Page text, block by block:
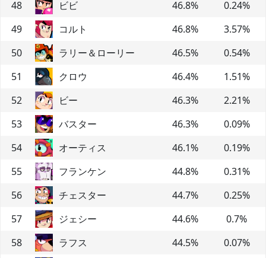
48
ビビ 46.8% 0.24%
49
コルト 46.8% 3.57%
50
ラリー＆ローリー 46.5% 0.54%
51
クロウ 46.4% 1.51%
52
ビー 46.3% 2.21%
53
バスター 46.3% 0.09%
54
オーティス 46.1% 0.19%
55
フランケン 44.8% 0.31%
56
チェスター 44.7% 0.25%
57
ジェシー 44.6% 0.7%
58
ラフス 44.5% 0.07%